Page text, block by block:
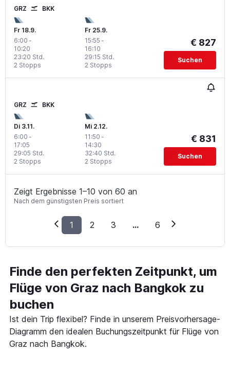
GRZ BKK
Fr 18.9.
6:00 -
10:20
2 Stopps
23:20 Std.
Fr 25.9.
15:55 -
16:10
2 Stopps
29:15 Std.
€ 827
Suchen
GRZ BKK
Di 3.11.
6:00 -
17:05
2 Stopps
29:05 Std.
Mi 2.12.
11:50 -
14:30
2 Stopps
32:40 Std.
€ 831
Suchen
Zeigt Ergebnisse 1–10 von 60 an
Nach dem günstigsten Preis sortiert
1 2 3 ... 6
Finde den perfekten Zeitpunkt, um
Flüge von Graz nach Bangkok zu
buchen
Ist dein Trip flexibel? Finde in unserem Preisvorhersage-
Diagramm den idealen Buchungszeitpunkt für Flüge von
Graz nach Bangkok.